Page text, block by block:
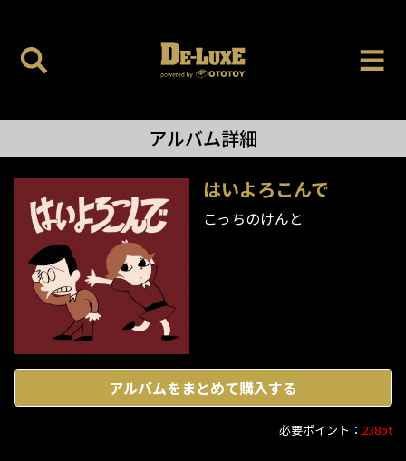
アルバム詳細
はいよろこんで
こっちのけんと
アルバムをまとめて購入する
必要ポイント： 238pt